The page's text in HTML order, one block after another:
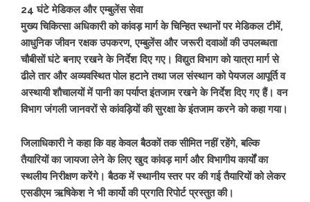
24 घंटे मेडिकल और एम्बुलेंस सेवा
मुख्य चिकित्सा अधिकारी को कांवड़ मार्ग के चिन्हित स्थानों पर मेडिकल टीमें,
आधुनिक जीवन रक्षक उपकरण, एम्बुलेंस और जरूरी दवाओं की उपलब्धता
चौबीसों घंटे बनाए रखने के निर्देश दिए गए। विद्युत विभाग को यात्रा मार्ग से
ढीले तार और अव्यवस्थित पोल हटाने तथा जल संस्थान को पेयजल आपूर्ति व
अस्थायी शौचालयों में पानी का पर्याप्त इंतजाम रखने के निर्देश दिए गए हैं। वन
विभाग जंगली जानवरों से कांवड़ियों की सुरक्षा के इंतजाम करने को कहा गया।
जिलाधिकारी ने कहा कि वह केवल बैठकों तक सीमित नहीं रहेंगे, बल्कि
तैयारियों का जायजा लेने के लिए खुद कांवड़ मार्ग और विभागीय कार्यों का
स्थलीय निरीक्षण करेंगे। बैठक में स्थानीय स्तर पर की गई तैयारियों को लेकर
एसडीएम ऋषिकेश ने भी कार्यो की प्रगति रिपोर्ट प्रस्तुत की।